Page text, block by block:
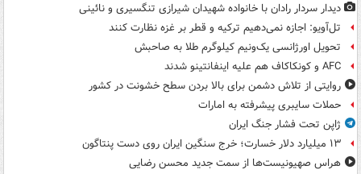
دیدار سردار رادان با خانواده‌ شهیدان شیرازی تنگسیری و نائینی
تل‌آویو: اجازه نمی‌دهیم ترکیه و قطر بر غزه نظارت کنند
تحویل اورژانسی یک‌ونیم کیلوگرم طلا به صاحبش
AFC و کونکاکاف هم علیه اینفانتینو شدند
روایتی از تلاش دشمن برای بالا بردن سطح خشونت در کشور
حملات سایبری پیشرفته به امارات
ژاپن تحت فشار جنگ ایران
۱۳ میلیارد دلار خسارت؛ خرج سنگین ایران روی دست پنتاگون
هراس صهیونیست‌ها از سمت جدید محسن رضایی